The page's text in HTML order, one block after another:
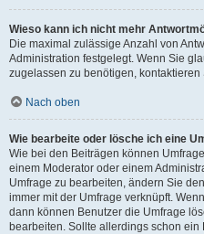
Wieso kann ich nicht mehr
Die maximal zulässige Anzahl von
Administration festgelegt. Wenn Sie
zugelassen zu benötigen, kontaktieren
Nach oben
Wie bearbeite oder lösche ich eine
Wie bei den Beiträgen können
einem Moderator oder einem
Umfrage zu bearbeiten, ändern Sie
immer mit der Umfrage verknüpft.
dann können Benutzer die Umfrage
bearbeiten. Sollte allerdings schon